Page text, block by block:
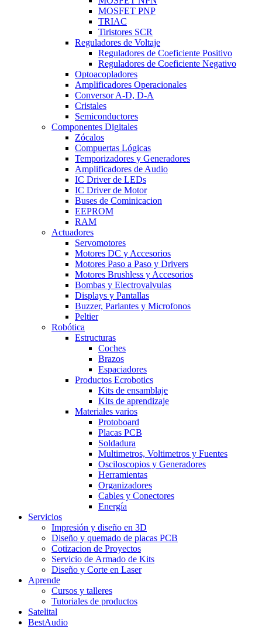
MOSFET PNP
TRIAC
Tiristores SCR
Reguladores de Voltaje
Reguladores de Coeficiente Positivo
Reguladores de Coeficiente Negativo
Optoacopladores
Amplificadores Operacionales
Conversor A-D, D-A
Cristales
Semiconductores
Componentes Digitales
Zócalos
Compuertas Lógicas
Temporizadores y Generadores
Amplificadores de Audio
IC Driver de LEDs
IC Driver de Motor
Buses de Cominicacion
EEPROM
RAM
Actuadores
Servomotores
Motores DC y Accesorios
Motores Paso a Paso y Drivers
Motores Brushless y Accesorios
Bombas y Electrovalvulas
Displays y Pantallas
Buzzer, Parlantes y Microfonos
Peltier
Robótica
Estructuras
Coches
Brazos
Espaciadores
Productos Ecrobotics
Kits de ensamblaje
Kits de aprendizaje
Materiales varios
Protoboard
Placas PCB
Soldadura
Multimetros, Voltimetros y Fuentes
Osciloscopios y Generadores
Herramientas
Organizadores
Cables y Conectores
Energía
Servicios
Impresión y diseño en 3D
Diseño y quemado de placas PCB
Cotizacion de Proyectos
Servicio de Armado de Kits
Diseño y Corte en Laser
Aprende
Cursos y talleres
Tutoriales de productos
Satelital
BestAudio